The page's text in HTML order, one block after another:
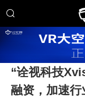
“诠视科技
融资，加速